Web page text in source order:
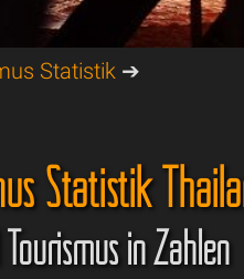
Statistik ➔
Statistik
in Zahlen